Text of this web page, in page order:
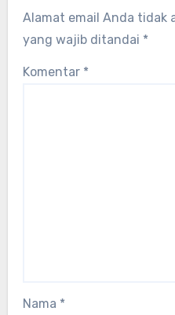
Alamat email Anda tidak
yang wajib ditandai *
Komentar *
Nama *